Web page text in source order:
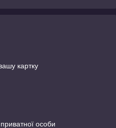
картку
особи